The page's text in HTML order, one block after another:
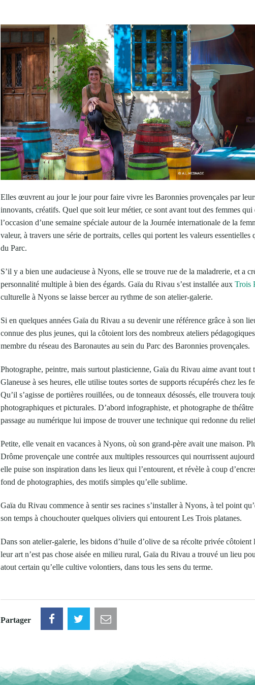
Elles œuvrent au jour le jour pour faire vivre les Baronnies provençales par
innovants, créatifs. Quel que soit leur métier, ce sont avant tout des femmes
l’occasion d’une semaine spéciale autour de la Journée internationale de la
valeur, à travers une série de portraits, celles qui portent les valeurs essentielles
du Parc.
S’il y a bien une audacieuse à Nyons, elle se trouve rue de la maladrerie, et a
personnalité multiple à bien des égards. Gaïa du Rivau s’est installée aux Trois
culturelle à Nyons se laisse bercer au rythme de son atelier-galerie.
Si en quelques années Gaïa du Rivau a su devenir une référence grâce à son
connue des plus jeunes, qui la côtoient lors des nombreux ateliers
membre du réseau des Baronautes au sein du Parc des Baronnies provençales.
Photographe, peintre, mais surtout plasticienne, Gaïa du Rivau aime avant tout
Glaneuse à ses heures, elle utilise toutes sortes de supports récupérés chez les
Qu’il s’agisse de portières rouillées, ou de tonneaux désossés, elle trouvera
photographiques et picturales. D’abord infographiste, et photographe de
passage au numérique lui impose de trouver une technique qui redonne du
Petite, elle venait en vacances à Nyons, où son grand-père avait une maison.
Drôme provençale une contrée aux multiples ressources qui nourrissent
elle puise son inspiration dans les lieux qui l’entourent, et révèle à coup
fond de photographies, des motifs simples qu’elle sublime.
Gaïa du Rivau commence à sentir ses racines s’installer à Nyons, à tel point
son temps à chouchouter quelques oliviers qui entourent Les Trois platanes.
Dans son atelier-galerie, les bidons d’huile d’olive de sa récolte privée
leur art n’est pas chose aisée en milieu rural, Gaïa du Rivau a trouvé un lieu
atout certain qu’elle cultive volontiers, dans tous les sens du terme.
Partager